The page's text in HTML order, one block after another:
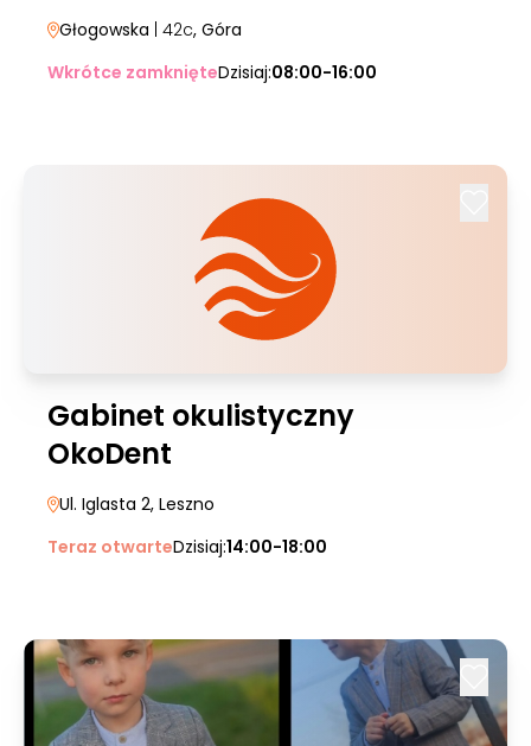
Głogowska | 42c, Góra
Wkrótce zamknięteDzisiaj:08:00-16:00
Gabinet okulistyczny
OkoDent
Ul. Iglasta 2, Leszno
Teraz otwarteDzisiaj:14:00-18:00